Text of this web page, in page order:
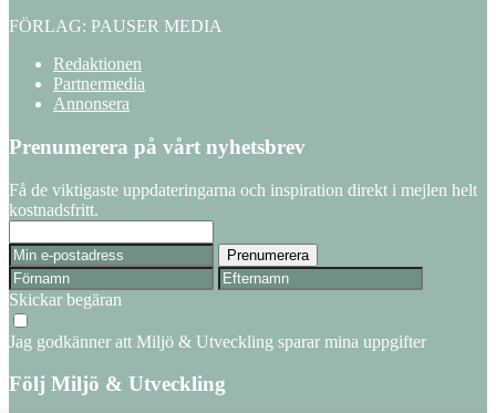
FÖRLAG: PAUSER MEDIA
Redaktionen
Partnermedia
Annonsera
Prenumerera på vårt nyhetsbrev
Få de viktigaste uppdateringarna och inspiration direkt i mejlen helt
kostnadsfritt.
Skickar begäran
Jag godkänner att Miljö & Utveckling sparar mina uppgifter
Följ Miljö & Utveckling